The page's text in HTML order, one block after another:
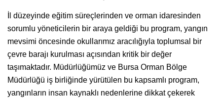
İl düzeyinde eğitim süreçlerinden ve orman idaresinden
sorumlu yöneticilerin bir araya geldiği bu program, yangın
mevsimi öncesinde okullarımız aracılığıyla toplumsal bir
çevre barajı kurulması açısından kritik bir değer
taşımaktadır. Müdürlüğümüz ve Bursa Orman Bölge
Müdürlüğü iş birliğinde yürütülen bu kapsamlı program,
yangınların insan kaynaklı nedenlerine dikkat çekerek